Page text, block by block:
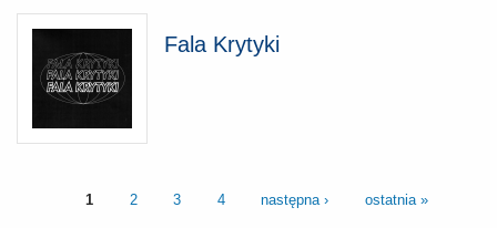
Fala Krytyki
1 2 3 4 następna › ostatnia »